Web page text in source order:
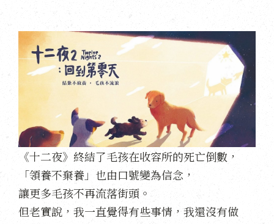
《十二夜》終結了毛孩在收容所的死亡倒數，
「領養不棄養」也由口號變為信念，
讓更多毛孩不再流落街頭。
但老實說，我一直覺得有些事情，我還沒有做